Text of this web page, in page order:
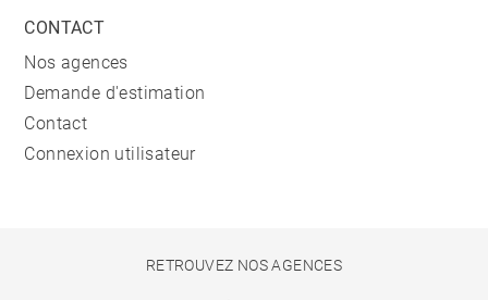
CONTACT
Nos agences
Demande d'estimation
Contact
Connexion utilisateur
RETROUVEZ NOS AGENCES